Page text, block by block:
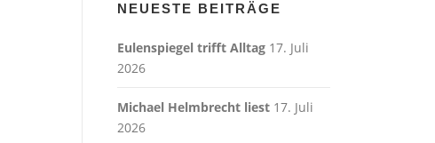
NEUESTE BEITRÄGE
Eulenspiegel trifft Alltag 17. Juli
2026
Michael Helmbrecht liest 17. Juli
2026